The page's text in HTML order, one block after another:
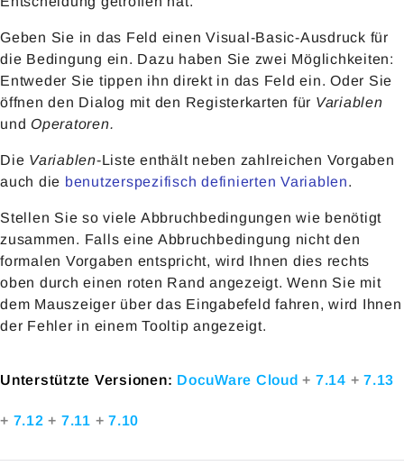
Geben Sie in das Feld einen Visual-Basic-Ausdruck für
die Bedingung ein. Dazu haben Sie zwei Möglichkeiten:
Entweder Sie tippen ihn direkt in das Feld ein. Oder Sie
öffnen den Dialog mit den Registerkarten für Variablen
und Operatoren.
Die Variablen-Liste enthält neben zahlreichen Vorgaben
auch die benutzerspezifisch definierten Variablen.
Stellen Sie so viele Abbruchbedingungen wie benötigt
zusammen. Falls eine Abbruchbedingung nicht den
formalen Vorgaben entspricht, wird Ihnen dies rechts
oben durch einen roten Rand angezeigt. Wenn Sie mit
dem Mauszeiger über das Eingabefeld fahren, wird Ihnen
der Fehler in einem Tooltip angezeigt.
Unterstützte Versionen: DocuWare Cloud+ 7.14 + 7.13
+ 7.12+ 7.11 + 7.10